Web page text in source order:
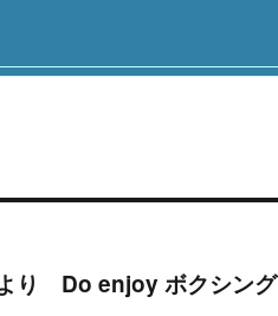
り Do enjoy ボクシング